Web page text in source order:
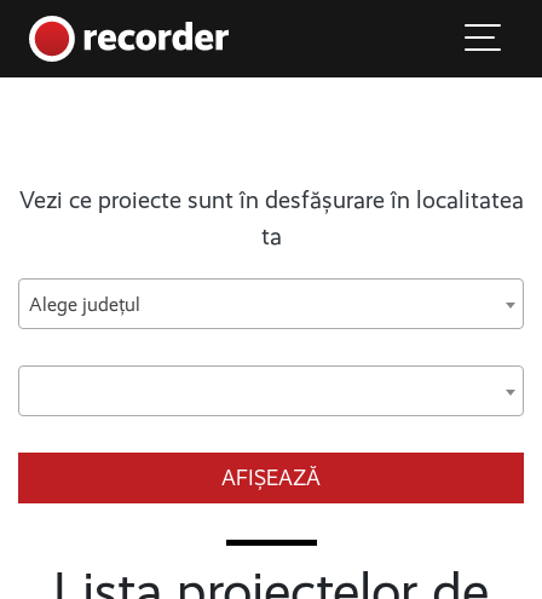
Main Navigation
Vezi ce proiecte sunt în desfășurare în localitatea
ta
Alege județul
AFIȘEAZĂ